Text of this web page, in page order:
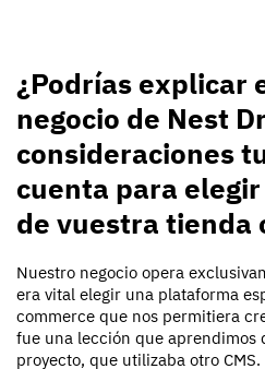
¿Podrías explicar
negocio de Nest
consideraciones
cuenta para
de vuestra tienda
Nuestro negocio opera
era vital elegir una plataforma
commerce que nos permitiera
fue una lección que aprendimos
proyecto, que utilizaba otro